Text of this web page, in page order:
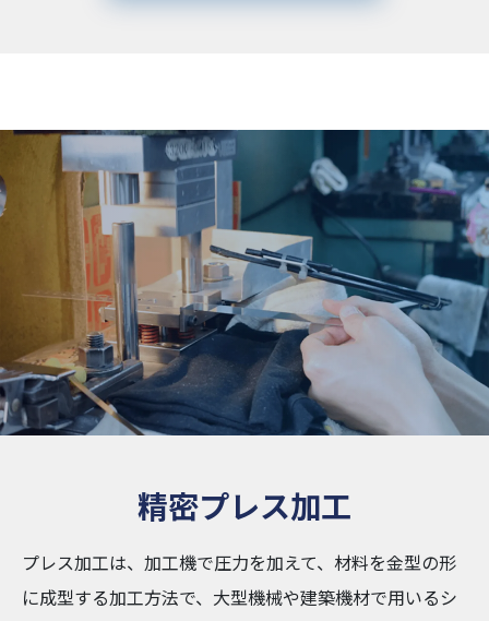
精密プレス加工
プレス加工は、加工機で圧力を加えて、材料を金型の形
に成型する加工方法で、大型機械や建築機材で用いるシ